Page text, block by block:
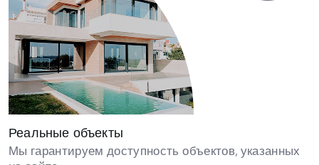
Реальные объекты
Мы гарантируем доступность объектов, указанных